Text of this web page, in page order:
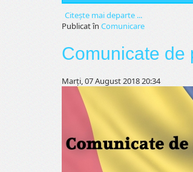
Citeşte mai departe ...
Publicat în Comunicare
Comunicate de
Marți, 07 August 2018 20:34